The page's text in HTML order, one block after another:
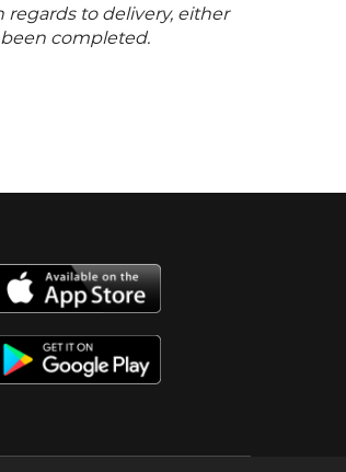
regards to delivery, either
completed.